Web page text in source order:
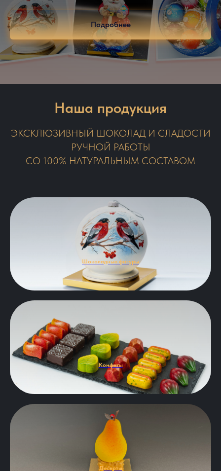
Подробнее
Наша продукция
ЭКСКЛЮЗИВНЫЙ ШОКОЛАД И СЛАДОСТИ
РУЧНОЙ РАБОТЫ
СО 100% НАТУРАЛЬНЫМ СОСТАВОМ
Шоколадные фигуры
Конфеты
Десерты